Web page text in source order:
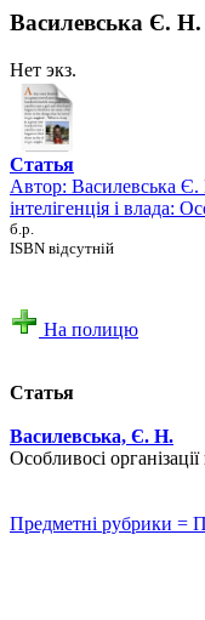
Василевська Є. Н.
Нет экз.
Статья
Автор: Василевська
інтелігенція і влада:
б.р.
ISBN відсутній
На полицю
Статья
Василевська, Є. Н.
Особливосі
Предметні рубрики =